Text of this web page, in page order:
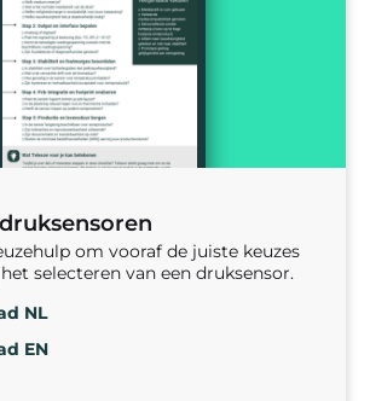
om vooraf de juiste keuzes
selecteren van een druksensor.
NL
EN